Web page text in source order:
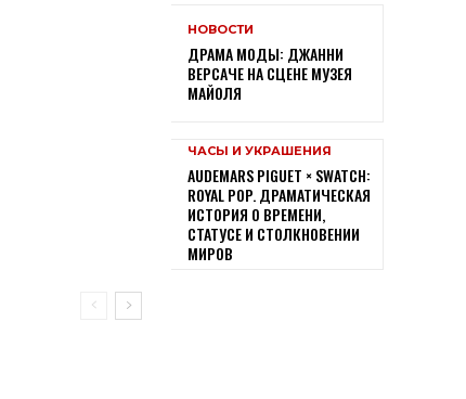
НОВОСТИ
ДРАМА МОДЫ: ДЖАННИ
ВЕРСАЧЕ НА СЦЕНЕ МУЗЕЯ
МАЙОЛЯ
ЧАСЫ И УКРАШЕНИЯ
AUDEMARS PIGUET × SWATCH:
ROYAL POP. ДРАМАТИЧЕСКАЯ
ИСТОРИЯ О ВРЕМЕНИ,
СТАТУСЕ И СТОЛКНОВЕНИИ
МИРОВ